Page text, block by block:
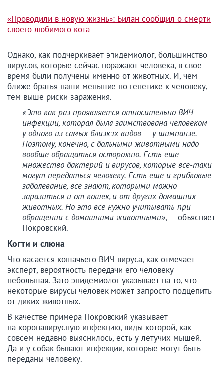
«Проводили в новую жизнь»: Билан сообщил о смерти
своего любимого кота
Однако, как подчеркивает эпидемиолог, большинство
вирусов, которые сейчас поражают человека, в свое
время были получены именно от животных. И, чем
ближе братья наши меньшие по генетике к человеку,
тем выше риски заражения.
«Это как раз проявляется относительно ВИЧ-
инфекции, которая была заимствована человеком
у одного из самых близких видов — у шимпанзе.
Поэтому, конечно, с больными животными надо
вообще обращаться осторожно. Есть еще
множество бактерий и вирусов, которые все-таки
могут передаться человеку. Есть еще и грибковые
заболевание, все знают, которыми можно
заразиться и от кошек, и от других домашних
животных. Но это все нужно учитывать при
обращении с домашними животными», — объясняет
Покровский.
Когти и слюна
Что касается кошачьего ВИЧ-вируса, как отмечает
эксперт, вероятность передачи его человеку
небольшая. Зато эпидемиолог указывает на то, что
некоторые вирусы человек может запросто подцепить
от диких животных.
В качестве примера Покровский указывает
на коронавирусную инфекцию, виды которой, как
совсем недавно выяснилось, есть у летучих мышей.
Да и у собак бывают инфекции, которые могут быть
переданы человеку.